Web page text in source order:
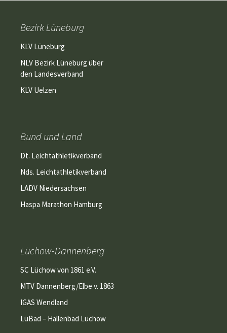
Bezirk Lüneburg
KLV Lüneburg
NLV Bezirk Lüneburg über
den Landesverband
KLV Uelzen
Bund und Land
Dt. Leichtathletikverband
Nds. Leichtathletikverband
LADV Niedersachsen
Haspa Marathon Hamburg
Lüchow-Dannenberg
SC Lüchow von 1861 e.V.
MTV Dannenberg/Elbe v. 1863
IGAS Wendland
LüBad – Hallenbad Lüchow